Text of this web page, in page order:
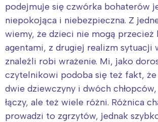
podejmuje się czwórka bohaterów
niepokojąca i niebezpieczna. Z
wiemy, że dzieci nie mogą przecież
agentami, z drugiej realizm sytuacji
znaleźli robi wrażenie. Mi, jako
czytelnikowi podoba się też fakt,
dwie dziewczyny i dwóch
łączy, ale też wiele różni. Różnica
prowadzi to zgrzytów, jednak